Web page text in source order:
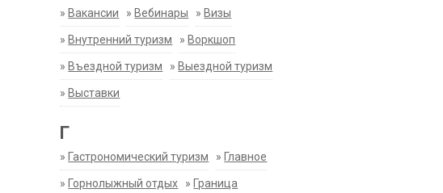
» Вакансии » Вебинары » Визы
» Внутренний туризм » Воркшоп
» Въездной туризм » Выездной туризм
» Выставки
Г
» Гастрономический туризм » Главное
» Горнолыжный отдых » Граница